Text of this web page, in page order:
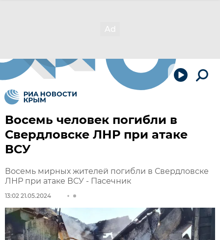
Восемь человек погибли в
Свердловске ЛНР при атаке
ВСУ
Восемь мирных жителей погибли в Свердловске
ЛНР при атаке ВСУ - Пасечник
13:02 21.05.2024